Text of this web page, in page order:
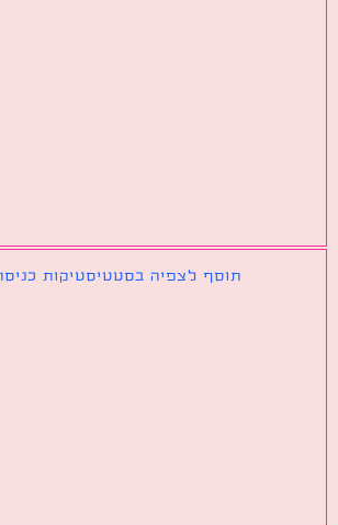
תוסף לצפיה בסטטיסטיקות כניסה